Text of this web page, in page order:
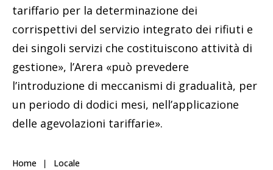
tariffario per la determinazione dei
corrispettivi del servizio integrato dei rifiuti e
dei singoli servizi che costituiscono attività di
gestione», l’Arera «può prevedere
l’introduzione di meccanismi di gradualità, per
un periodo di dodici mesi, nell’applicazione
delle agevolazioni tariffarie».
Home Locale